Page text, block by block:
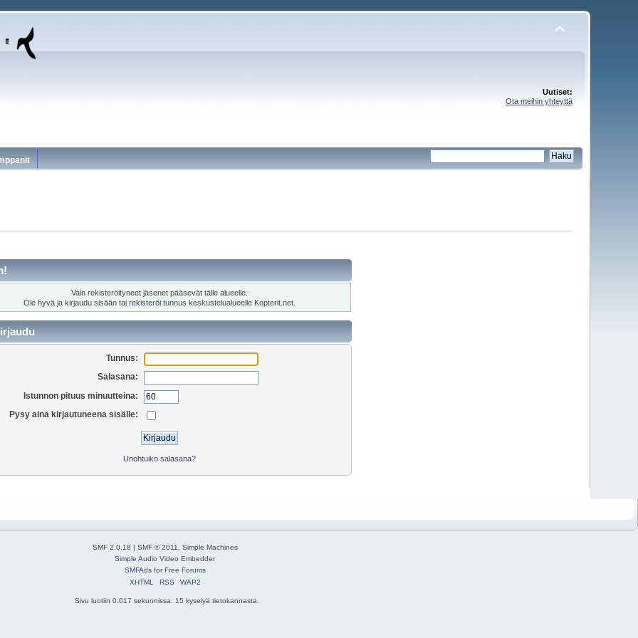
Uutiset:
Ota meihin yhteyttä
Vain rekisteröityneet jäsenet pääsevät tälle alueelle.
Ole hyvä ja kirjaudu sisään tai rekisteröi tunnus keskustelualueelle Kopterit.net.
Tunnus:
Salasana:
Istunnon pituus minuutteina:
Pysy aina kirjautuneena sisälle:
Unohtuiko salasana?
SMF 2.0.18 SMF © 2011, Simple Machines
Simple Audio Video Embedder
SMFAdsfor Free Forums
XHTML
RSS WAP2
Sivu luotiin 0.017 sekunnissa. 15 kyselyä tietokannasta.